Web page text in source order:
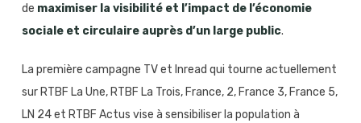
de maximiser la visibilité et l’impact de l’économie
sociale et circulaire auprès d’un large public.
La première campagne TV et Inread qui tourne actuellement
sur RTBF La Une, RTBF La Trois, France, 2, France 3, France 5,
LN 24 et RTBF Actus vise à sensibiliser la population à